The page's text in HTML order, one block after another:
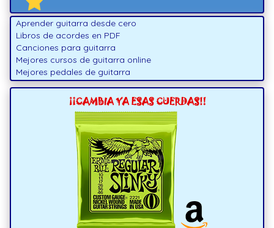
Aprender guitarra desde cero
Libros de acordes en PDF
Canciones para guitarra
Mejores cursos de guitarra online
Mejores pedales de guitarra